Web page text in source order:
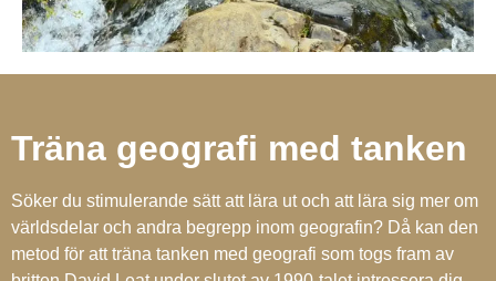
Träna geografi med tanken
Söker du stimulerande sätt att lära ut och att lära sig mer om
världsdelar och andra begrepp inom geografin? Då kan den
metod för att träna tanken med geografi som togs fram av